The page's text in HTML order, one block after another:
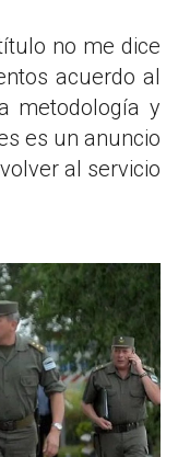
no me dice
acuerdo al
metodología y
es un anuncio
al servicio